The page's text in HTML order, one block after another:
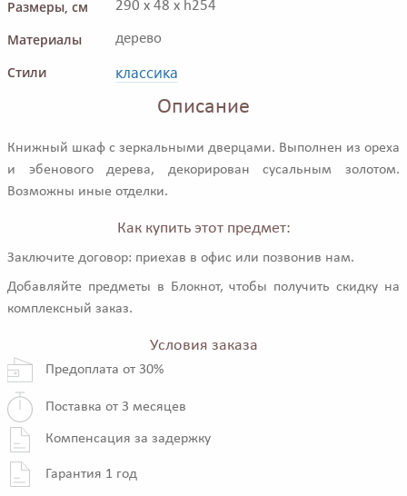
Размеры, см
290 x 48 x h254
Материалы дерево
Стили классика
Описание
Книжный шкаф с зеркальными дверцами. Выполнен из ореха
и эбенового дерева, декорирован сусальным золотом.
Возможны иные отделки.
Как купить этот предмет:
Заключите договор: приехав в офис или позвонив нам.
Добавляйте предметы в Блокнот, чтобы получить скидку на
комплексный заказ.
Условия заказа
Предоплата от 30%
Поставка от 3 месяцев
Компенсация за задержку
Гарантия 1 год